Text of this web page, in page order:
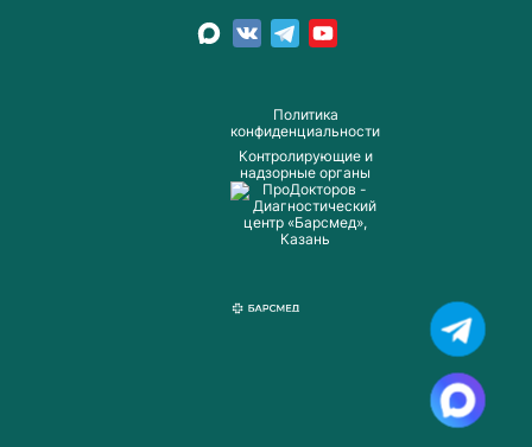
Пoлитика
конфиденциальности
Контролирующие и
надзорные органы